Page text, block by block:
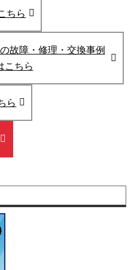
ちら
故障・修理・交換事例
こちら
ら